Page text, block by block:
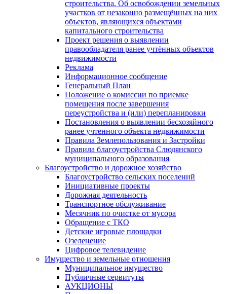
строительства. Об освобождении земельных
участков от незаконно размещённых на них
объектов, являющихся объектами
капитального строительства
Проект решения о выявлении
правообладателя ранее учтённых объектов
недвижимости
Реклама
Информационное сообщение
Генеральный План
Положение о комиссии по приемке
помещения после завершения
переустройства и (или) перепланировки
Постановления о выявлении бесхозяйного
ранее учтенного объекта недвижимости
Правила Землепользования и Застройки
Правила благоустройства Слюдянского
муниципального образования
Благоустройство и дорожное хозяйство
Благоустройство сельских поселений
Инициативные проекты
Дорожная деятельность
Транспортное обслуживание
Месячник по очистке от мусора
Обращение с ТКО
Детские игровые площадки
Озеленение
Цифровое телевидение
Имущество и земельные отношения
Муниципальное имущество
Публичные сервитуты
АУКЦИОНЫ